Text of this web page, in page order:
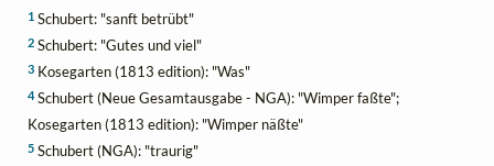
1 Schubert: "sanft betrübt"
2 Schubert: "Gutes und viel"
3 Kosegarten (1813 edition): "Was"
4Schubert (Neue Gesamtausgabe - NGA): "Wimper faßte";
Kosegarten (1813 edition): "Wimper näßte"
5 Schubert (NGA): "traurig"